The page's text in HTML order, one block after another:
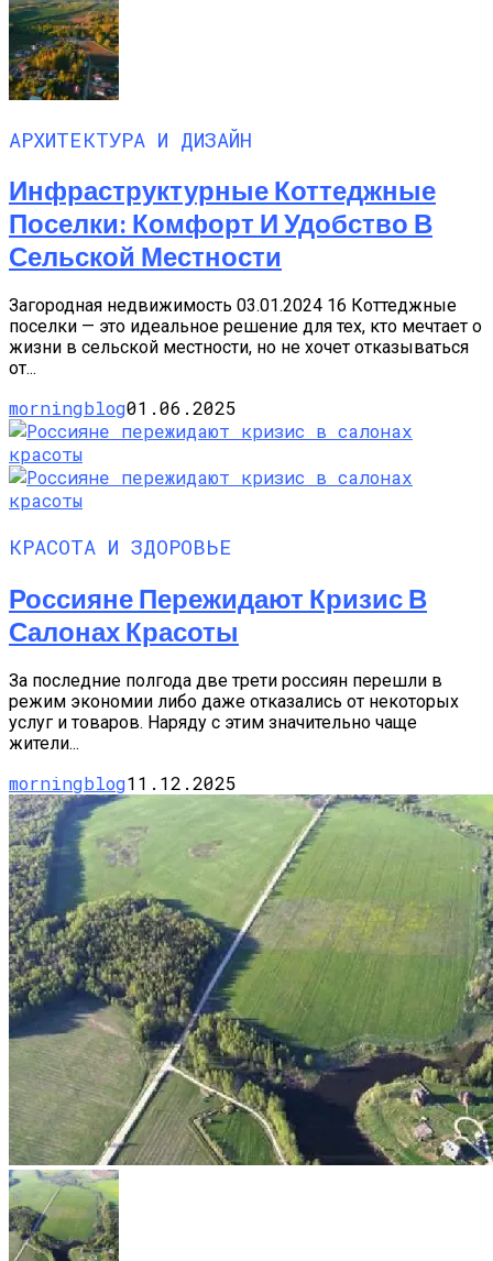
АРХИТЕКТУРА И ДИЗАЙН
Инфраструктурные Коттеджные
Поселки: Комфорт И Удобство В
Сельской Местности
Загородная недвижимость 03.01.2024 16 Коттеджные
поселки — это идеальное решение для тех, кто мечтает о
жизни в сельской местности, но не хочет отказываться
от...
morningblog01.06.2025
КРАСОТА И ЗДОРОВЬЕ
Россияне Пережидают Кризис В
Салонах Красоты
За последние полгода две трети россиян перешли в
режим экономии либо даже отказались от некоторых
услуг и товаров. Наряду с этим значительно чаще
жители...
morningblog11.12.2025